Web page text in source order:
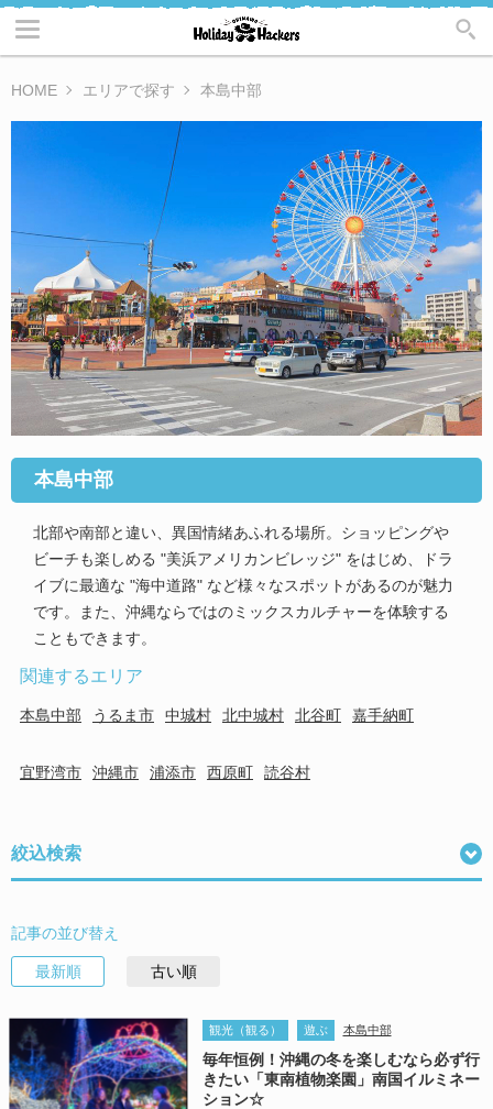
HOME エリアで探す 本島中部
本島中部
北部や南部と違い、異国情緒あふれる場所。ショッピングや
ビーチも楽しめる "美浜アメリカンビレッジ" をはじめ、ドラ
イブに最適な "海中道路" など様々なスポットがあるのが魅力
です。また、沖縄ならではのミックスカルチャーを体験する
こともできます。
関連するエリア
本島中部 うるま市 中城村 北中城村 北谷町 嘉手納町
宜野湾市 沖縄市 浦添市 西原町 読谷村
絞込検索
記事の並び替え
最新順 古い順
観光（観る） 遊ぶ 本島中部
毎年恒例！沖縄の冬を楽しむなら必ず行
きたい「東南植物楽園」南国イルミネー
ション☆